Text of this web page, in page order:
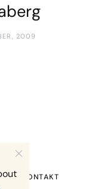
2009
KONTAKT